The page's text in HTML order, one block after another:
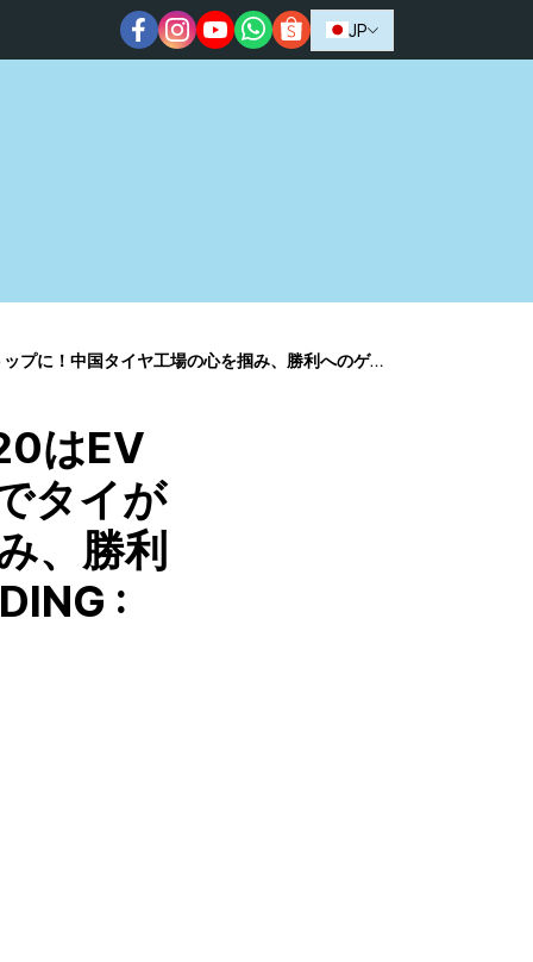
JP
、勝利へのゲームチェンジ」 : SO OK TRADING : 2026年5月23日
はEV
タイが
、勝利
: